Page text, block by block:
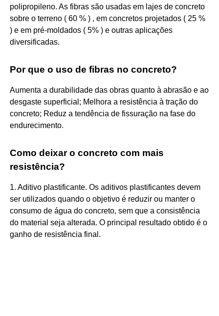
polipropileno. As fibras são usadas em lajes de concreto
sobre o terreno ( 60 % ) , em concretos projetados ( 25 %
) e em pré-moldados ( 5% ) e outras aplicações
diversificadas.
Por que o uso de fibras no concreto?
Aumenta a durabilidade das obras quanto à abrasão e ao
desgaste superficial; Melhora a resistência à tração do
concreto; Reduz a tendência de fissuração na fase do
endurecimento.
Como deixar o concreto com mais
resistência?
1. Aditivo plastificante. Os aditivos plastificantes devem
ser utilizados quando o objetivo é reduzir ou manter o
consumo de água do concreto, sem que a consistência
do material seja alterada. O principal resultado obtido é o
ganho de resistência final.